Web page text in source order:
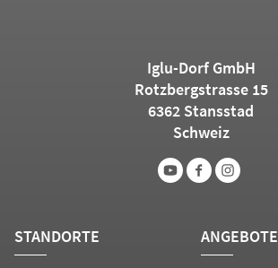
Iglu-Dorf GmbH
Rotzbergstrasse 15
6362 Stansstad
Schweiz
STANDORTE ANGEBOTE